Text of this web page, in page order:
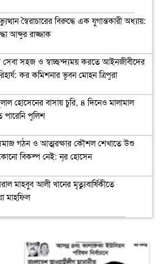
স্বৈরাচারের বিরুদ্ধে এক যুগান্তকারী অধ্যায়:
আব্দুর রাজ্জাক
সেবা সহজ ও স্বাচ্ছন্দ্যময় করতে আইনজীবীদের
কর কমিশনার ভূবন মোহন ত্রিপুরা
হোসেনের বাসায় চুরি, ৪ দিনেও মালামাল
পারেনি পুলিশ
গঠন ও আত্মরক্ষার কৌশল শেখাতে উশু
কোনো বিকল্প নেই: নূর হোসেন
মাহবুব আলী খানের মৃত্যুবার্ষিকীতে
মাহফিল